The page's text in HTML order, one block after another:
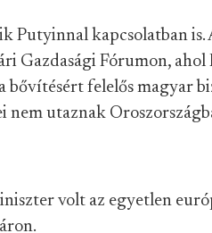
Putyinnal kapcsolatban is.
Gazdasági Fórumon, ahol
bővítésért felelős magyar
nem utaznak
volt az egyetlen